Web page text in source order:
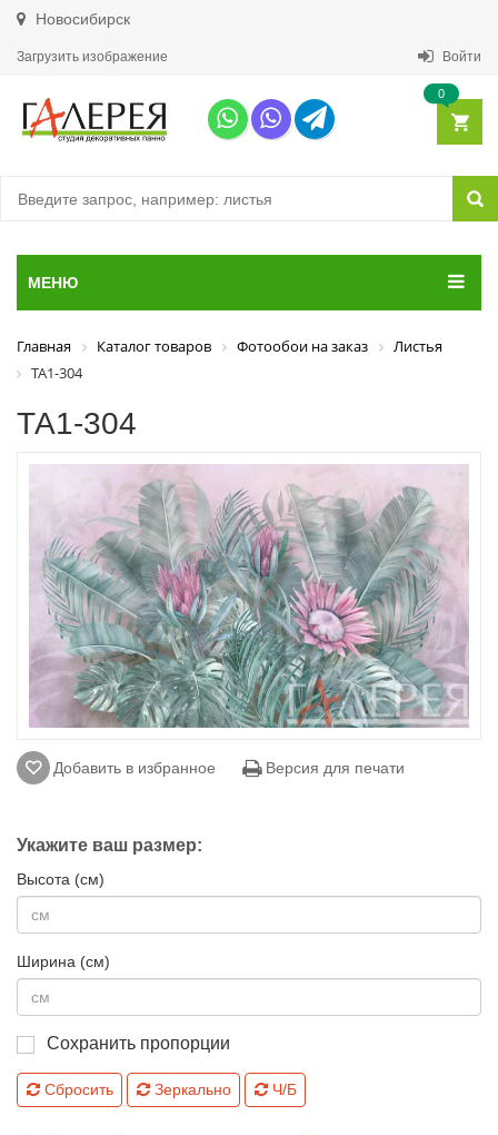
Новосибирск
Загрузить изображение Войти
0
МЕНЮ
Главная Каталог товаров Фотообои на заказ
Листья
ТА1-304
ТА1-304
Добавить в избранное Версия для печати
Укажите ваш размер:
Высота (см)
Ширина (см)
Сохранить пропорции
Сбросить Зеркально Ч/Б